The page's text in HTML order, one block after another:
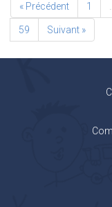
« Précédent 1
59 Suivant »